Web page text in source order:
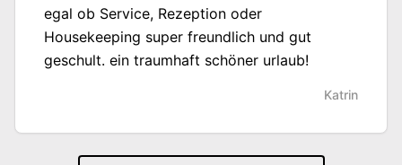
egal ob Service, Rezeption oder
Housekeeping super freundlich und gut
geschult. ein traumhaft schöner urlaub!
Katrin